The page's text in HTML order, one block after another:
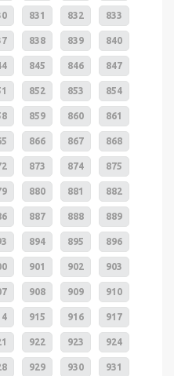
831 832 833
838 839 840
845 846 847
852 853 854
859 860 861
866 867 868
873 874 875
880 881 882
887 888 889
894 895 896
901 902 903
908 909 910
915 916 917
922 923 924
929 930 931